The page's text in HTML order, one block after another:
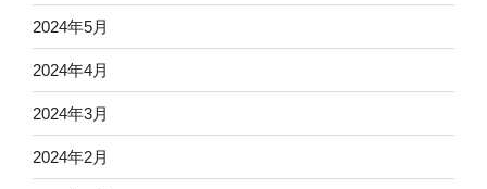
2024年5月
2024年4月
2024年3月
2024年2月